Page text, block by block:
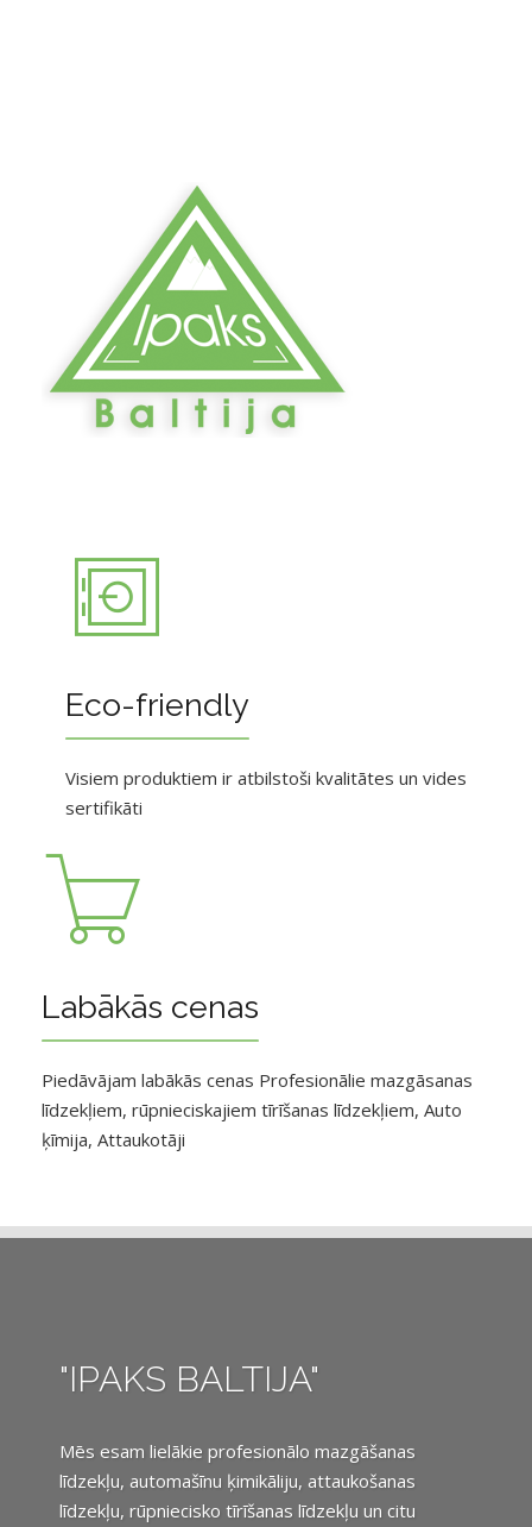
Eco-friendly
Visiem produktiem ir atbilstoši kvalitātes un vides
sertifikāti
Labākās cenas
Piedāvājam labākās cenas Profesionālie mazgāsanas
līdzekļiem, rūpnieciskajiem tīrīšanas līdzekļiem, Auto
ķīmija, Attaukotāji
"IPAKS BALTIJA"
Mēs esam lielākie profesionālo mazgāšanas
līdzekļu, automašīnu ķimikāliju, attaukošanas
līdzekļu, rūpniecisko tīrīšanas līdzekļu un citu